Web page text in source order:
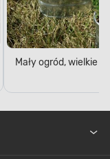
Mały ogród, wielkie